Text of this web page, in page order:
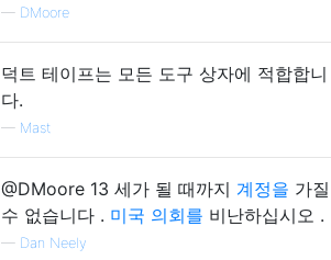
— DMoore
덕트 테이프는 모든 도구 상자에 적합합니
다.
— Mast
@DMoore 13 세가 될 때까지 계정을 가질
수 없습니다 . 미국 의회를 비난하십시오 .
— Dan Neely